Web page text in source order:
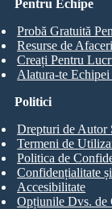
Pentru Echipe
Probă Gratuită
Resurse de Afaceri
Creați Pentru
Alatura-te
Politici
Drepturi de Autor
Termeni de
Politica de
Confidențialitate
Accesibilitate
Opțiunile Dvs. de